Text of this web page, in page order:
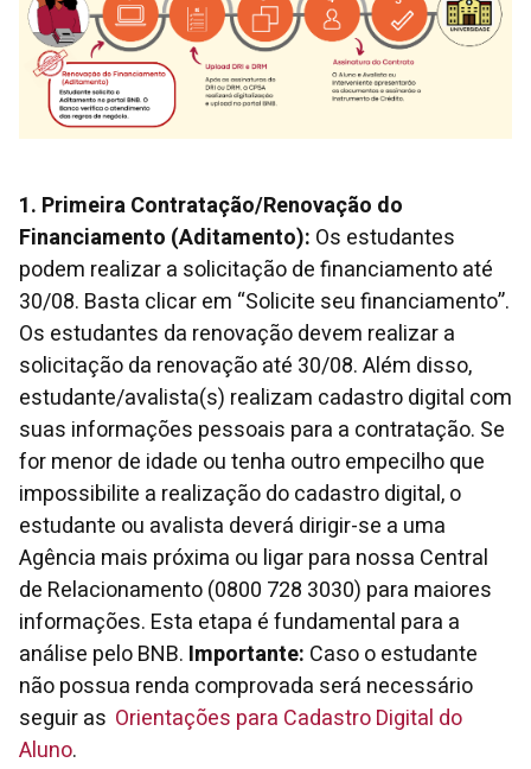
1. Primeira Contratação/Renovação do
Financiamento (Aditamento): Os estudantes
podem realizar a solicitação de financiamento até
30/08. Basta clicar em “Solicite seu financiamento”.
Os estudantes da renovação devem realizar a
solicitação da renovação até 30/08. Além disso,
estudante/avalista(s) realizam cadastro digital com
suas informações pessoais para a contratação. Se
for menor de idade ou tenha outro empecilho que
impossibilite a realização do cadastro digital, o
estudante ou avalista deverá dirigir-se a uma
Agência mais próxima ou ligar para nossa Central
de Relacionamento (0800 728 3030) para maiores
informações. Esta etapa é fundamental para a
análise pelo BNB. Importante: Caso o estudante
não possua renda comprovada será necessário
seguir as Orientações para Cadastro Digital do
Aluno.